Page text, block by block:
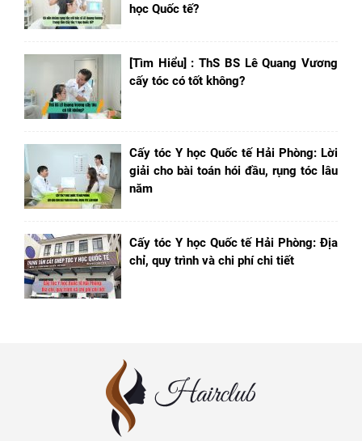
học Quốc tế?
[Tìm Hiểu] : ThS BS Lê Quang Vương
cấy tóc có tốt không?
Cấy tóc Y học Quốc tế Hải Phòng: Lời
giải cho bài toán hói đầu, rụng tóc lâu
năm
Cấy tóc Y học Quốc tế Hải Phòng: Địa
chỉ, quy trình và chi phí chi tiết